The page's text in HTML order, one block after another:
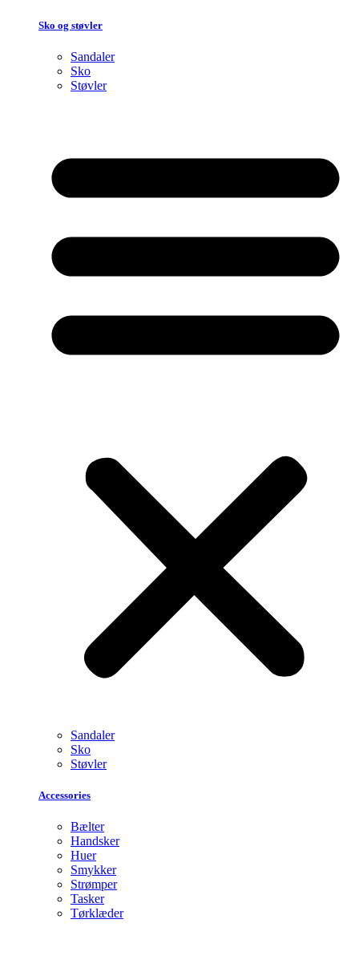
Sko og støvler
Sandaler
Sko
Støvler
Sandaler
Sko
Støvler
Accessories
Bælter
Handsker
Huer
Smykker
Strømper
Tasker
Tørklæder